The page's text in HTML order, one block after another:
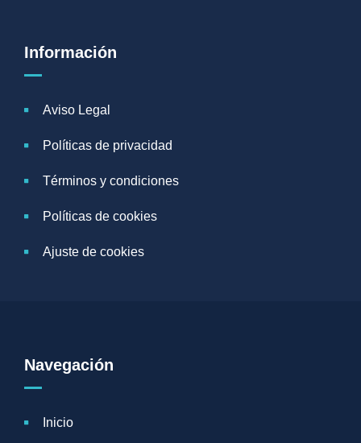
Información
Aviso Legal
Políticas de privacidad
Términos y condiciones
Políticas de cookies
Ajuste de cookies
Navegación
Inicio